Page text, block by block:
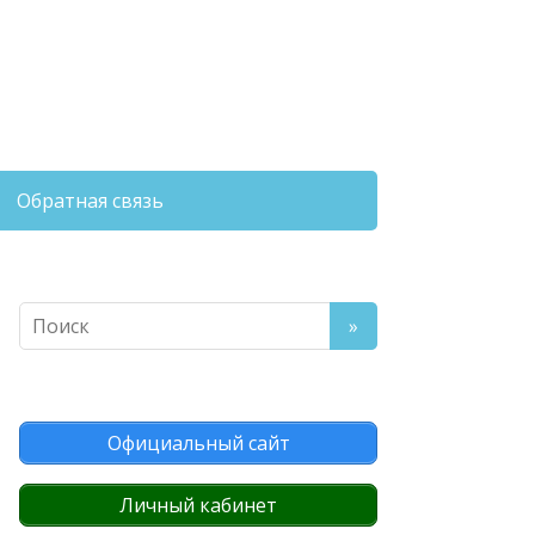
Обратная связь
Официальный сайт
Личный кабинет